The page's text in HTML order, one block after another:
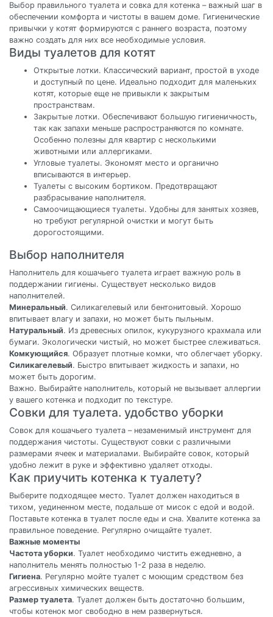
Выбор правильного туалета и совка для котенка – важный шаг в
обеспечении комфорта и чистоты в вашем доме. Гигиенические
привычки у котят формируются с раннего возраста, поэтому
важно создать для них все необходимые условия.
Виды туалетов для котят
Открытые лотки. Классический вариант, простой в уходе
и доступный по цене. Идеально подходит для маленьких
котят, которые еще не привыкли к закрытым
пространствам.
Закрытые лотки. Обеспечивают большую гигиеничность,
так как запахи меньше распространяются по комнате.
Особенно полезны для квартир с несколькими
животными или аллергиками.
Угловые туалеты. Экономят место и органично
вписываются в интерьер.
Туалеты с высоким бортиком. Предотвращают
разбрасывание наполнителя.
Самоочищающиеся туалеты. Удобны для занятых хозяев,
но требуют регулярной очистки и могут быть
дорогостоящими.
Выбор наполнителя
Наполнитель для кошачьего туалета играет важную роль в
поддержании гигиены. Существует несколько видов
наполнителей.
Минеральный. Силикагелевый или бентонитовый. Хорошо
впитывает влагу и запахи, но может быть пыльным.
Натуральный. Из древесных опилок, кукурузного крахмала или
бумаги. Экологически чистый, но может быстрее слеживаться.
Комкующийся. Образует плотные комки, что облегчает уборку.
Силикагелевый. Быстро впитывает жидкость и запахи, но
может быть дорогим.
Важно. Выбирайте наполнитель, который не вызывает аллергии
у вашего котенка и подходит по текстуре.
Совки для туалета. удобство уборки
Совок для кошачьего туалета – незаменимый инструмент для
поддержания чистоты. Существуют совки с различными
размерами ячеек и материалами. Выбирайте совок, который
удобно лежит в руке и эффективно удаляет отходы.
Как приучить котенка к туалету?
Выберите подходящее место. Туалет должен находиться в
тихом, уединенном месте, подальше от мисок с едой и водой.
Поставьте котенка в туалет после еды и сна. Хвалите котенка за
правильное поведение. Регулярно очищайте туалет.
Важные моменты
Частота уборки. Туалет необходимо чистить ежедневно, а
наполнитель менять полностью 1-2 раза в неделю.
Гигиена. Регулярно мойте туалет с моющим средством без
агрессивных химических веществ.
Размер туалета. Туалет должен быть достаточно большим,
чтобы котенок мог свободно в нем развернуться.